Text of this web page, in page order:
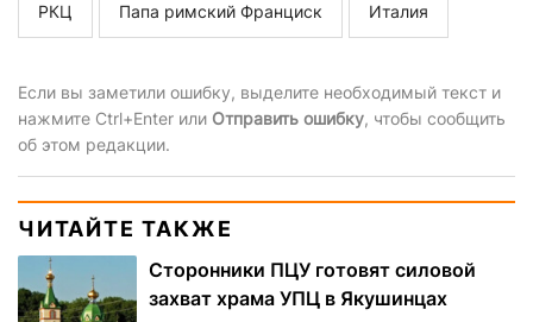
РКЦ Папа римский Франциск Италия
Если вы заметили ошибку, выделите необходимый текст и
нажмите Ctrl+Enter или Отправить ошибку, чтобы сообщить
об этом редакции.
ЧИТАЙТЕ ТАКЖЕ
Сторонники ПЦУ готовят силовой
захват храма УПЦ в Якушинцах